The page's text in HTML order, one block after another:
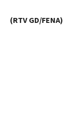
(RTV GD/FENA)